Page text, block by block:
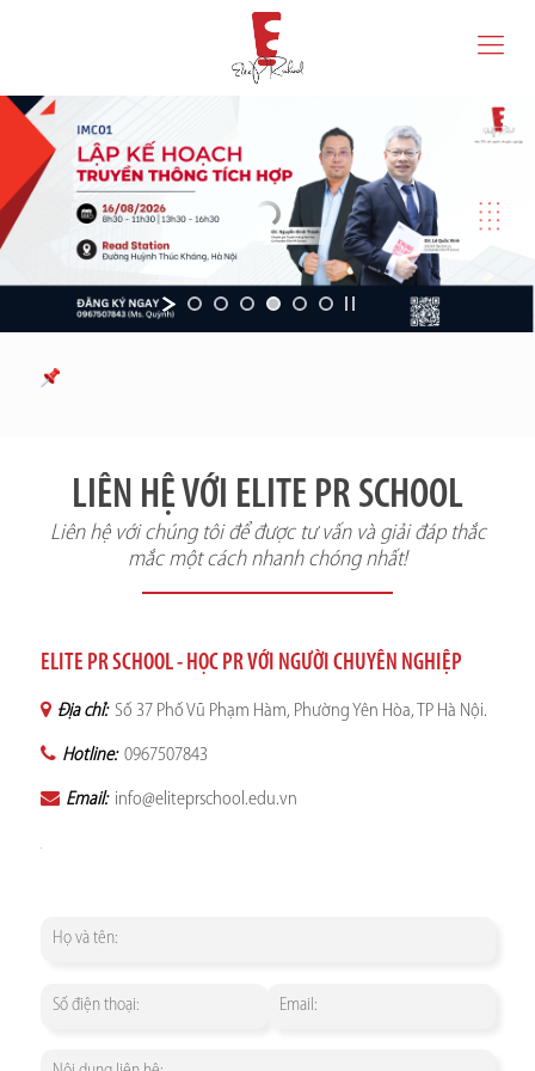
LIÊN HỆ VỚI ELITE PR SCHOOL
Liên hệ với chúng tôi để được tư vấn và giải đáp thắc
mắc một cách nhanh chóng nhất!
ELITE PR SCHOOL - HỌC PR VỚI NGƯỜI CHUYÊN NGHIỆP
Địa chỉ: Số 37 Phố Vũ Phạm Hàm, Phường Yên Hòa, TP Hà Nội.
Hotline: 0967507843
Email: info@eliteprschool.edu.vn